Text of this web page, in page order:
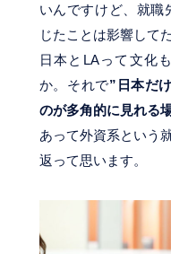
いんですけど、就職
じたことは影響して
日本とLAって文化
か。それで”日本だ
のが多角的に見れる
あって外資系という
返って思います。